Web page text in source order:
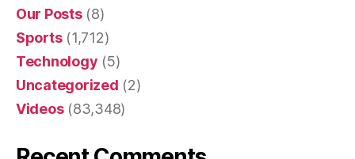
Our Posts(8)
Sports(1,712)
Technology (5)
Uncategorized (2)
Videos(83,348)